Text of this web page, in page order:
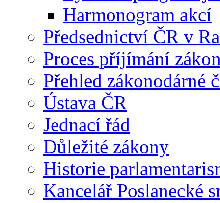
Harmonogram akcí
Předsednictví ČR v
Proces příjímání
Přehled zákonodárné
Ústava ČR
Jednací řád
Důležité zákony
Historie
Kancelář Poslanecké